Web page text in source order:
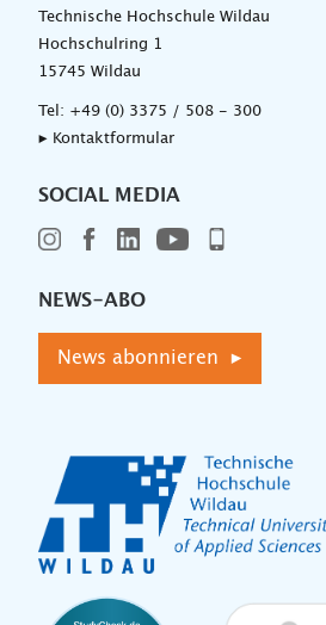
Technische Hochschule Wildau
Hochschulring 1
15745 Wildau
Tel: +49 (0) 3375 / 508 - 300
▸ Kontaktformular
SOCIAL MEDIA
NEWS-ABO
News abonnieren ▸